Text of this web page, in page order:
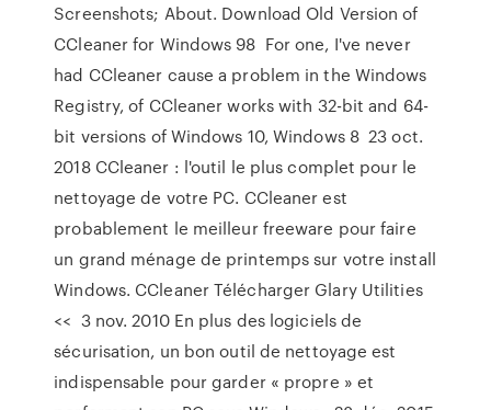
Screenshots; About. Download Old Version of
CCleaner for Windows 98 For one, I've never
had CCleaner cause a problem in the Windows
Registry, of CCleaner works with 32-bit and 64-
bit versions of Windows 10, Windows 8 23 oct.
2018 CCleaner : l'outil le plus complet pour le
nettoyage de votre PC. CCleaner est
probablement le meilleur freeware pour faire
un grand ménage de printemps sur votre install
Windows. CCleaner Télécharger Glary Utilities
<< 3 nov. 2010 En plus des logiciels de
sécurisation, un bon outil de nettoyage est
indispensable pour garder « propre » et